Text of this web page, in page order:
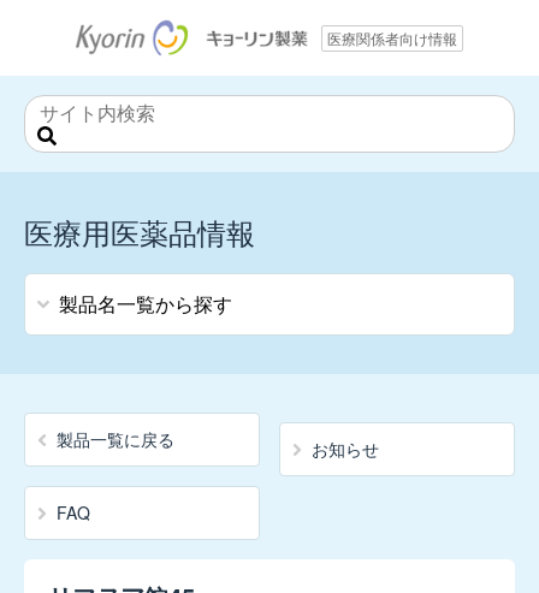
医療関係者向け情報
サ
イ
検
医療用医薬品情報
製品名一覧から探す
ン
チ
製品一覧に戻る お知らせ
FAQ